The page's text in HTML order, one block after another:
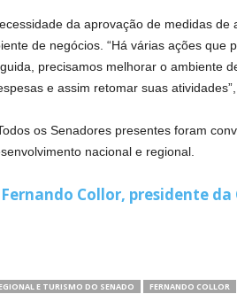
da aprovação de medidas
de negócios. “Há várias ações que
precisamos melhorar o ambiente
e assim retomar suas
os Senadores presentes foram
nacional e regional.
Collor, presidente
E TURISMO DO SENADO FERNANDO COLLOR